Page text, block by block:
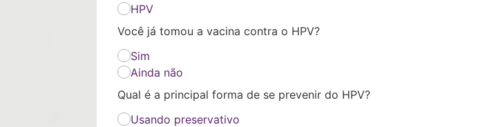
HPV
Você já tomou a vacina contra o HPV?
Sim
Ainda não
Qual é a principal forma de se prevenir do HPV?
Usando preservativo